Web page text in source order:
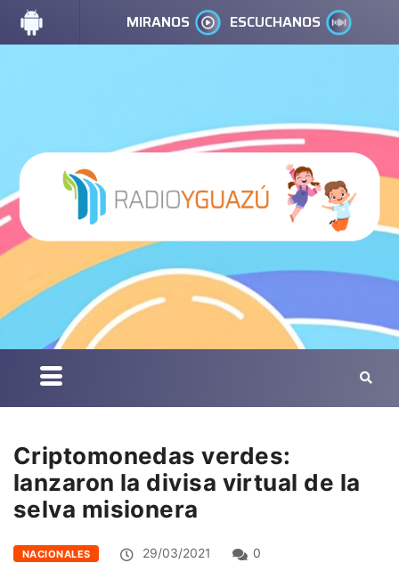
MIRANOS ESCUCHANOS
Criptomonedas verdes:
lanzaron la divisa virtual de la
selva misionera
NACIONALES 29/03/2021
0